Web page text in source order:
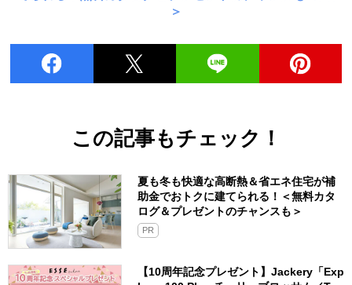
＞
この記事もチェック！
夏も冬も快適な高断熱＆省エネ住宅が補
助金でおトクに建てられる！＜無料カタ
ログ＆プレゼントのチャンスも＞
PR
【10周年記念プレゼント】Jackery「Exp